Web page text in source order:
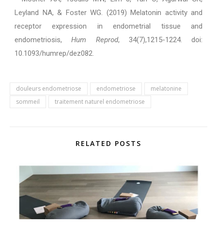
Leyland NA, & Foster WG. (2019) Melatonin activity and
receptor expression in endometrial tissue and
endometriosis, Hum Reprod, 34(7),1215-1224. doi:
10.1093/humrep/dez082.
douleurs endometriose endometriose
melatonine
sommeil
traitement naturel endometriose
RELATED POSTS